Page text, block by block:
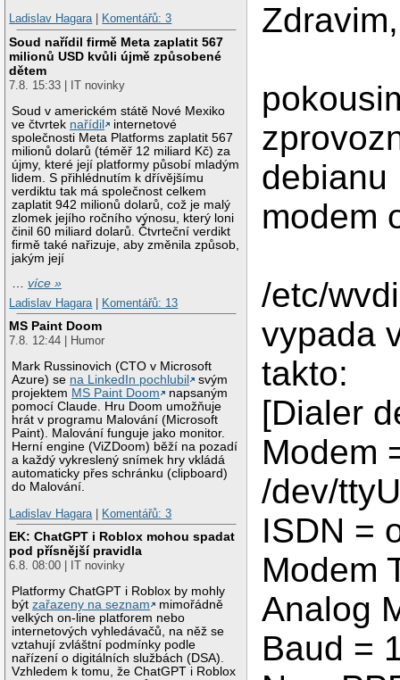
Ladislav Hagara| Komentářů: 3
Soud nařídil firmě Meta zaplatit 567
milionů USD kvůli újmě způsobené
dětem
7.8. 15:33 | IT novinky
Soud v americkém státě Nové Mexiko
ve čtvrtek nařídil
internetové
společnosti Meta Platforms zaplatit 567
milionů dolarů (téměř 12 miliard Kč) za
újmy, které její platformy působí mladým
lidem. S přihlédnutím k dřívějšímu
verdiktu tak má společnost celkem
zaplatit 942 milionů dolarů, což je malý
zlomek jejího ročního výnosu, který loni
činil 60 miliard dolarů. Čtvrteční verdikt
firmě také nařizuje, aby změnila způsob,
jakým její
…více »
Ladislav Hagara
Komentářů: 13
MS Paint Doom
7.8. 12:44 | Humor
Mark Russinovich (CTO v Microsoft
Azure) se na LinkedIn pochlubil
svým
projektem MS Paint Doom
napsaným
pomocí Claude. Hru Doom umožňuje
hrát v programu Malování (Microsoft
Paint). Malování funguje jako monitor.
Herní engine (ViZDoom) běží na pozadí
a každý vykreslený snímek hry vkládá
automaticky přes schránku (clipboard)
do Malování.
Ladislav Hagara
Komentářů: 3
EK: ChatGPT i Roblox mohou spadat
pod přísnější pravidla
6.8. 08:00 | IT novinky
Platformy ChatGPT i Roblox by mohly
býtzařazeny na seznam
mimořádně
velkých on-line platforem nebo
internetových vyhledávačů, na něž se
vztahují zvláštní podmínky podle
nařízení o digitálních službách (DSA).
Vzhledem k tomu, že ChatGPT i Roblox
Zdravim,
debianu
modem
/etc/
vypada
takto:
[Dialer
Modem
/dev/
ISDN =
Modem
Analog
Baud =